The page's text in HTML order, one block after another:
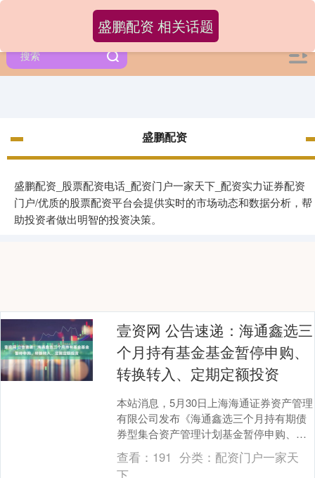
盛鹏配资
盛鹏配资_股票配资电话_配资门户一家天下_配资实力证券配资
门户/优质的股票配资平台会提供实时的市场动态和数据分析，帮
助投资者做出明智的投资决策。
盛鹏配资 相关话题
壹资网 公告速递：海通鑫选三
个月持有基金基金暂停申购、
转换转入、定期定额投资
本站消息，5月30日上海海通证券资产管理
有限公司发布《海通鑫选三个月持有期债
券型集合资产管理计划基金暂停申购、转
换转入、定期定额投资公告》。公告中提
示壹资网，为....
查看： 191 分类： 配资门户一家天
下